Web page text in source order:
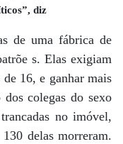
diz
de uma fábrica de
s. Elas exigiam
16, e ganhar mais
colegas do sexo
no imóvel,
delas mor­­reram.